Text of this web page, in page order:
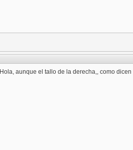
Hola, aunque el tallo de la derecha,, como